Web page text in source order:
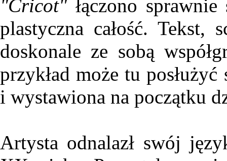
"Cricot" łączono
plastyczna całość. Tekst,
doskonale ze sobą
przykład może tu
i wystawiona na początku
Artysta odnalazł swój